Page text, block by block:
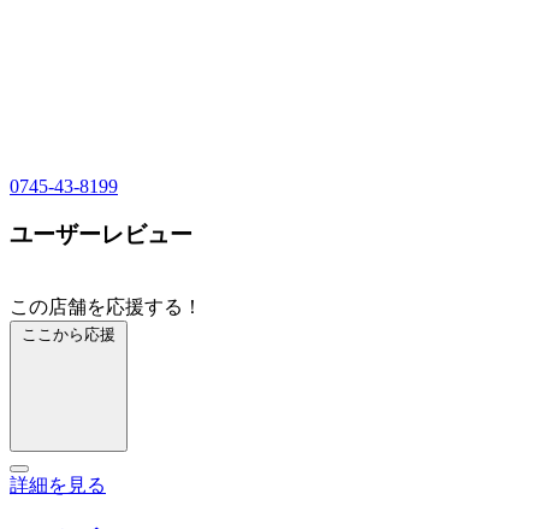
0745-43-8199
ユーザーレビュー
この店舗を応援する！
ここから応援
詳細を見る